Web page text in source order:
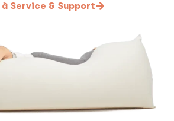
Service & Support